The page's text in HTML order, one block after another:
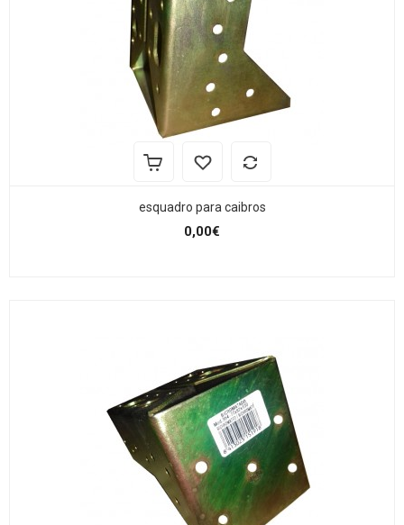
esquadro para caibros
0,00€